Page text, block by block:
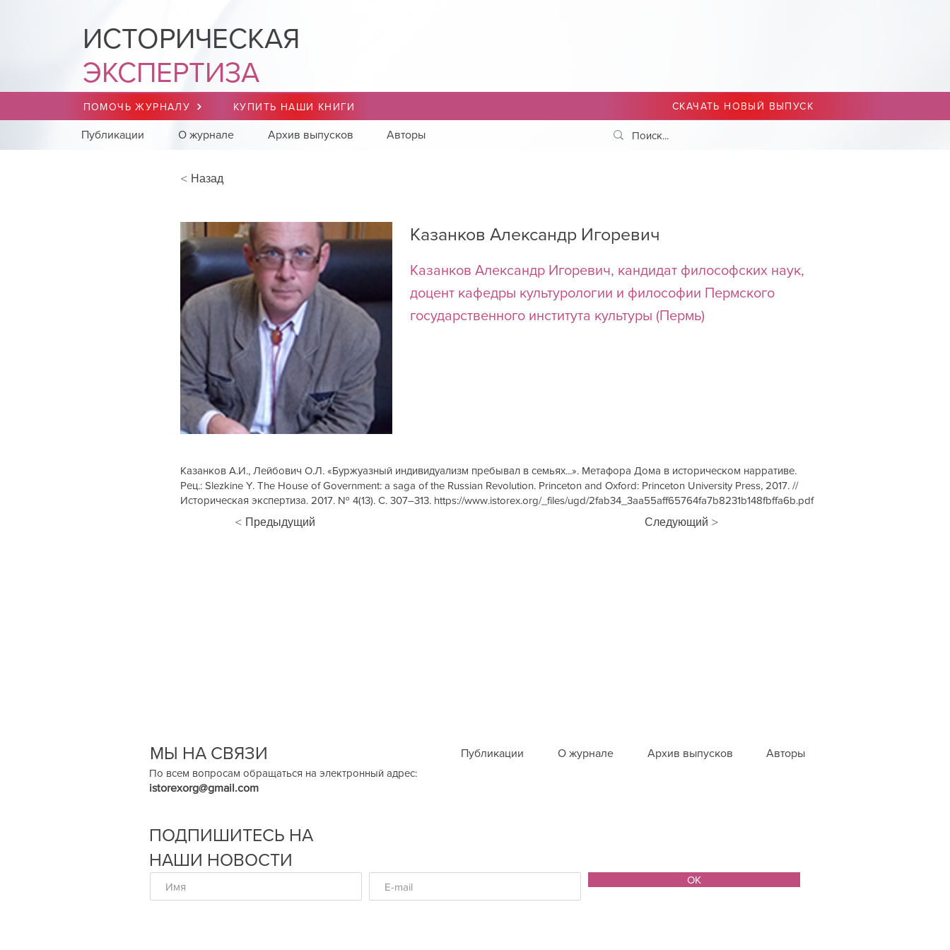
ИСТОРИЧЕСКАЯ
ЭКСПЕРТИЗА
ПОМОЧЬ ЖУРНАЛУ КУПИТЬ НАШИ КНИГИ
Публикации О журнале Архив выпусков Авторы
СКАЧАТЬ НОВЫЙ ВЫПУСК
< Назад
Казанков Александр Игоревич
Казанков Александр Игоревич, кандидат философских наук,
доцент кафедры культурологии и философии Пермского
государственного института культуры (Пермь)
Казанков А.И., Лейбович О.Л. «Буржуазный индивидуализм пребывал в семьях...». Метафора Дома в историческом нарративе.
Рец.: Slezkine Y. The House of Government: a saga of the Russian Revolution. Princeton and Oxford: Princeton University Press, 2017. //
Историческая экспертиза. 2017. № 4(13). С. 307–313. https://www.istorex.org/_files/ugd/2fab34_3aa55aff65764fa7b8231b148fbffa6b.pdf
< Предыдущий Следующий >
МЫ НА СВЯЗИ Публикации О журнале Архив выпусков
Авторы
По всем вопросам обращаться на электронный адрес:
istorexorg@gmail.com
ПОДПИШИТЕСЬ НА
НАШИ НОВОСТИ
ОК